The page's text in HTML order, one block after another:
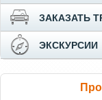
ЗАКАЗАТЬ
ЭКСКУРСИИ